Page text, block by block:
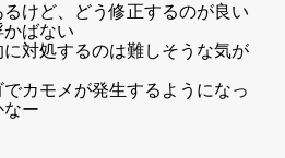
けど、どう修正するのが良い
ばない
対処するのは難しそうな気が
カモメが発生するようになっ
ー